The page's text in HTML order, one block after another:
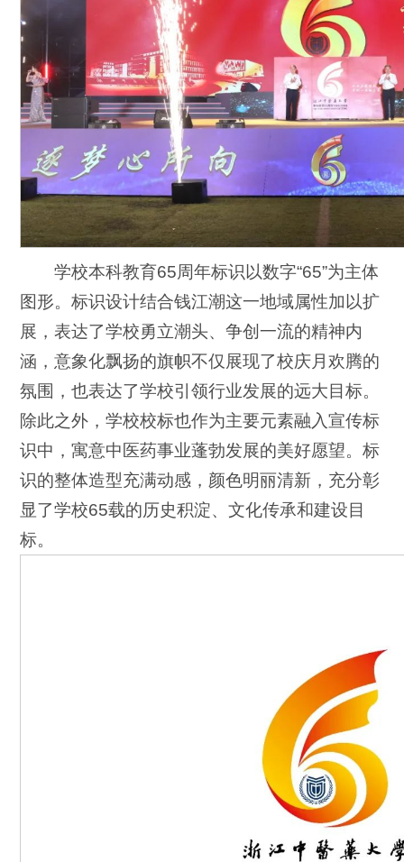
学校本科教育65周年标识以数字“65”为主体
图形。标识设计结合钱江潮这一地域属性加以扩
展，表达了学校勇立潮头、争创一流的精神内
涵，意象化飘扬的旗帜不仅展现了校庆月欢腾的
氛围，也表达了学校引领行业发展的远大目标。
除此之外，学校校标也作为主要元素融入宣传标
识中，寓意中医药事业蓬勃发展的美好愿望。标
识的整体造型充满动感，颜色明丽清新，充分彰
显了学校65载的历史积淀、文化传承和建设目
标。